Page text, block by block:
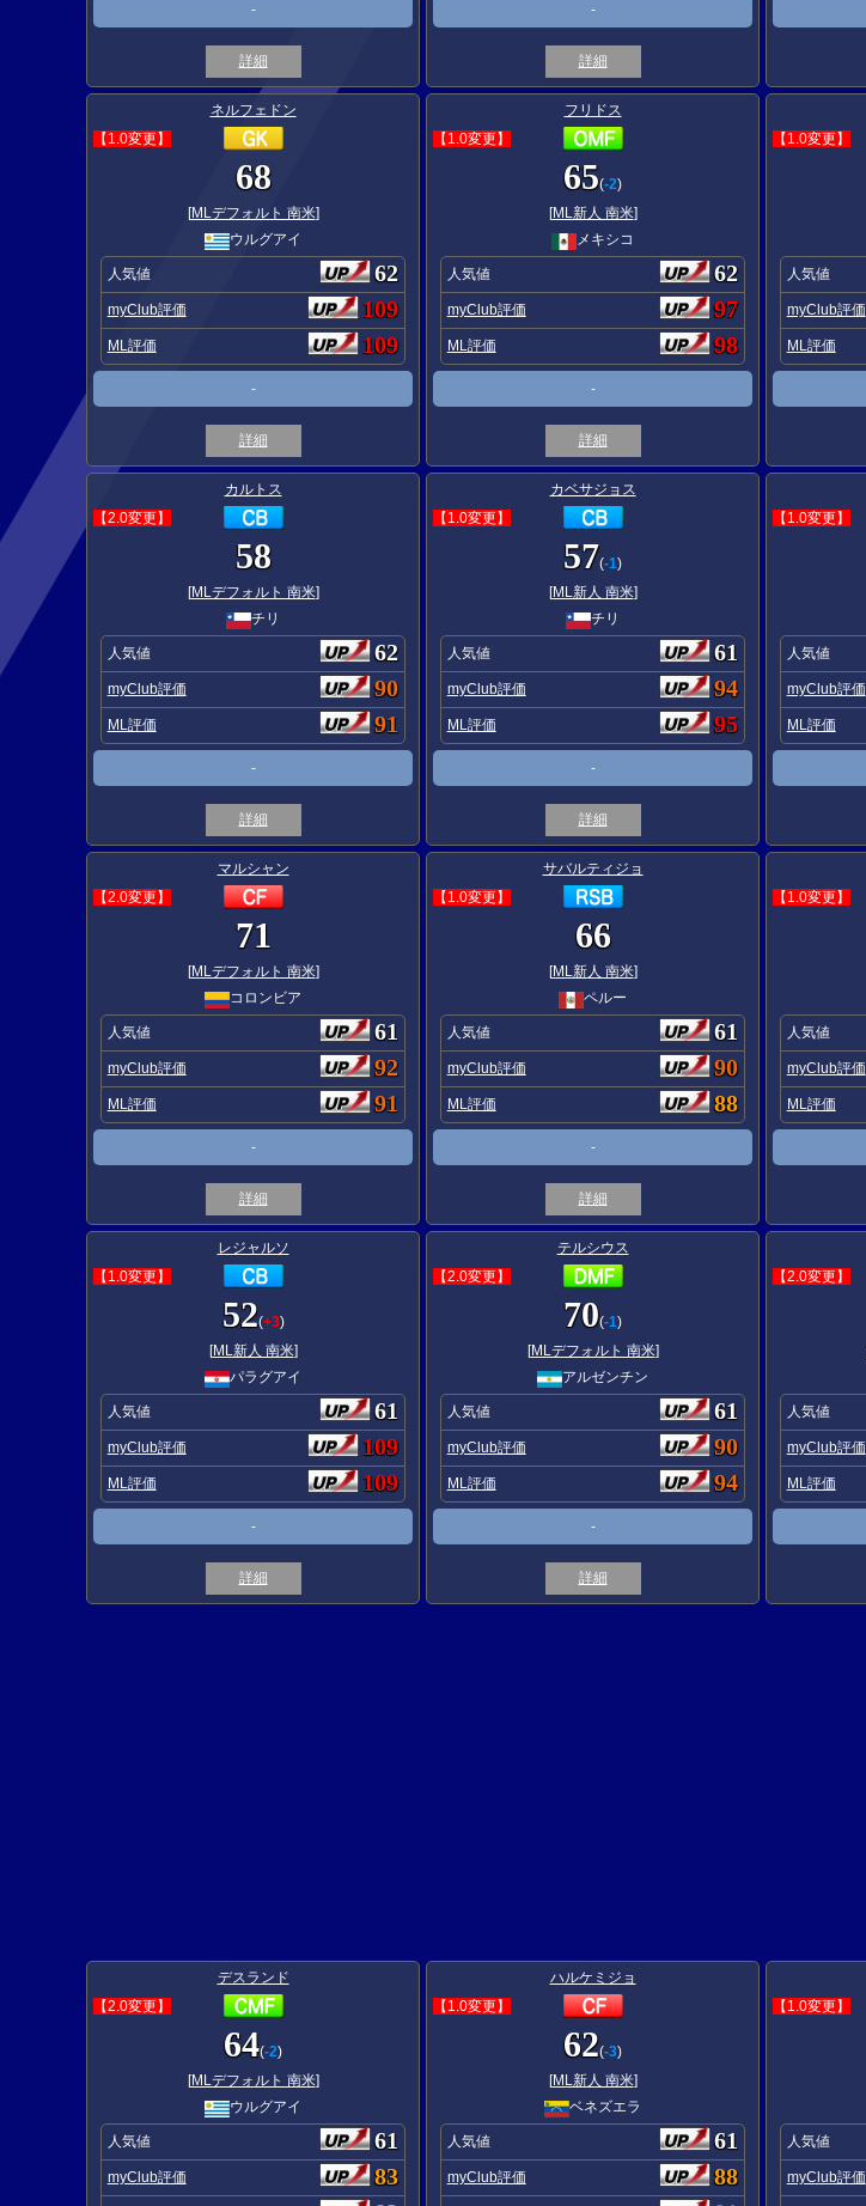
-
詳細
-
詳細
ネルフェドン
【1.0変更】
68
[MLデフォルト 南米]
ウルグアイ
人気値 62
myClub評価 109
ML評価 109
-
詳細
フリドス
【1.0変更】
65(-2)
[ML新人 南米]
メキシコ
人気値 62
myClub評価 97
ML評価 98
-
詳細
【1.0変更】
人気値
myClub評価
ML評価
カルトス
【2.0変更】
58
[MLデフォルト 南米]
チリ
人気値 62
myClub評価 90
ML評価 91
-
詳細
カベサジョス
【1.0変更】
57(-1)
[ML新人 南米]
チリ
人気値 61
myClub評価 94
ML評価 95
-
詳細
【1.0変更】
人気値
myClub評価
ML評価
マルシャン
【2.0変更】
71
[MLデフォルト 南米]
コロンビア
人気値 61
myClub評価 92
ML評価 91
-
詳細
サバルティジョ
【1.0変更】
66
[ML新人 南米]
ペルー
人気値 61
myClub評価 90
ML評価 88
-
詳細
【1.0変更】
人気値
myClub評価
ML評価
レジャルソ
【1.0変更】
52(+3)
[ML新人 南米]
パラグアイ
人気値 61
myClub評価 109
ML評価 109
-
詳細
テルシウス
【2.0変更】
70(-1)
[MLデフォルト 南米]
アルゼンチン
人気値 61
myClub評価 90
ML評価 94
-
詳細
【2.0変更】
人気値
myClub評価
ML評価
デスランド
【2.0変更】
64(-2)
[MLデフォルト 南米]
ウルグアイ
人気値 61
myClub評価 83
ハルケミジョ
【1.0変更】
62(-3)
[ML新人 南米]
ベネズエラ
人気値 61
myClub評価 88
【1.0変更】
人気値
myClub評価